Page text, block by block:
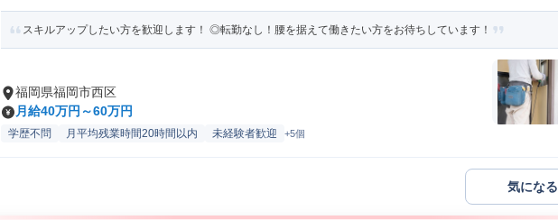
スキルアップしたい方を歓迎します！ ◎転勤なし！腰を据えて働きたい方をお待ちしています！
福岡県福岡市西区
月給40万円～60万円
学歴不問 月平均残業時間20時間以内 未経験者歓迎 +5個
気になる